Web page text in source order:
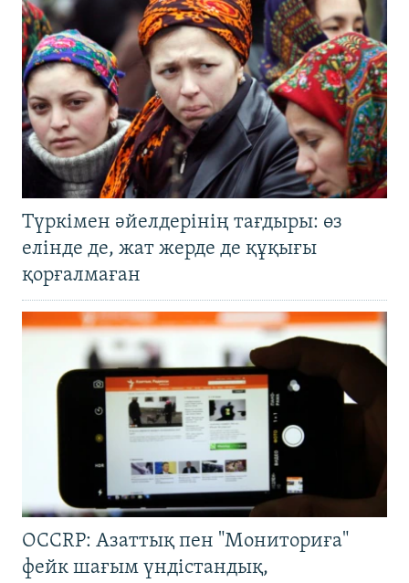
Түркімен әйелдерінің тағдыры: өз
елінде де, жат жерде де құқығы
қорғалмаған
OCCRP: Азаттық пен "Мониториға"
фейк шағым үндістандық,